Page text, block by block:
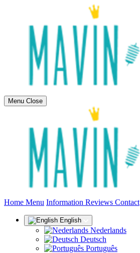
Menu Close
Home (current)
Menu Information Reviews Contact
English
Nederlands
Deutsch
Português